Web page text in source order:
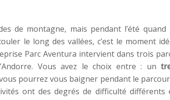
de montagne, mais pendant l’été quand
le long des vallées, c’est le moment
Parc Aventura intervient dans trois
Vous avez le choix entre : un
pourrez vous baigner pendant le
ont des degrés de difficulté différents